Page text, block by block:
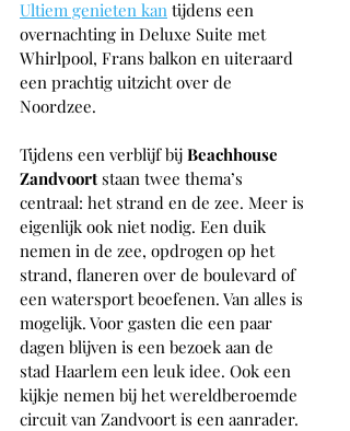
Ultiem genieten kan tijdens een
overnachting in Deluxe Suite met
Whirlpool, Frans balkon en uiteraard
een prachtig uitzicht over de
Noordzee.
Tijdens een verblijf bij Beachhouse
Zandvoort staan twee thema’s
centraal: het strand en de zee. Meer is
eigenlijk ook niet nodig. Een duik
nemen in de zee, opdrogen op het
strand, flaneren over de boulevard of
een watersport beoefenen. Van alles is
mogelijk. Voor gasten die een paar
dagen blijven is een bezoek aan de
stad Haarlem een leuk idee. Ook een
kijkje nemen bij het wereldberoemde
circuit van Zandvoort is een aanrader.